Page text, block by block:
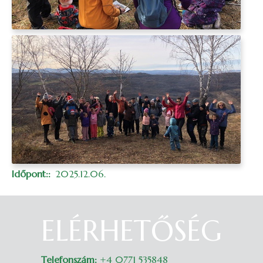
Időpont: 2025.12.06.
ELÉRHETŐSÉG
Telefonszám: +4 0771 535848